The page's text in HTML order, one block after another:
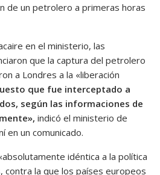
de un petrolero a primeras horas
en el ministerio, las
que la captura del petrolero
a Londres a la «liberación
que fue interceptado a
según las informaciones de
indicó el ministerio de
en un comunicado.
idéntica a la política
contra la que los países europeos